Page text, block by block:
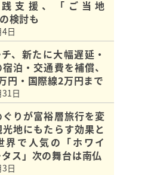
支援、「ご当地
検討も
日
、新たに大幅遅延・
泊・交通費を補償、
円・国際線2万円まで
日
ぐりが富裕層旅行を変
地にもたらす効果と
界で人気の「ホワイ
タス」次の舞台は南仏
日